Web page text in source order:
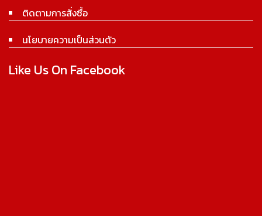
ติดตามการสั่งซื้อ
นโยบายความเป็นส่วนตัว
Like Us On Facebook